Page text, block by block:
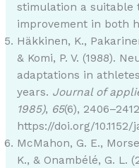
stimulation a suitable
improvement in both
Häkkinen, K.,
& Komi, P. V. (1988).
adaptations in
years. Journal of
1985), 65(6),
https://doi.org/10.1152/
McMahon, G. E.,
K., & Onambélé, G. L.